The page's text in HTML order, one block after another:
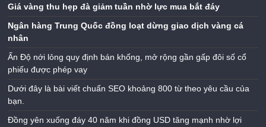
Giá vàng thu hẹp đà giảm tuần nhờ lực mua bắt đáy
Ngân hàng Trung Quốc đồng loạt dừng giao dịch vàng cá
nhân
Ấn Độ nới lỏng quy định bán khống, mở rộng gần gấp đôi số cổ
phiếu được phép vay
Dưới đây là bài viết chuẩn SEO khoảng 800 từ theo yêu cầu của
bạn.
Đồng yên xuống đáy 40 năm khi đồng USD tăng mạnh nhờ lợi